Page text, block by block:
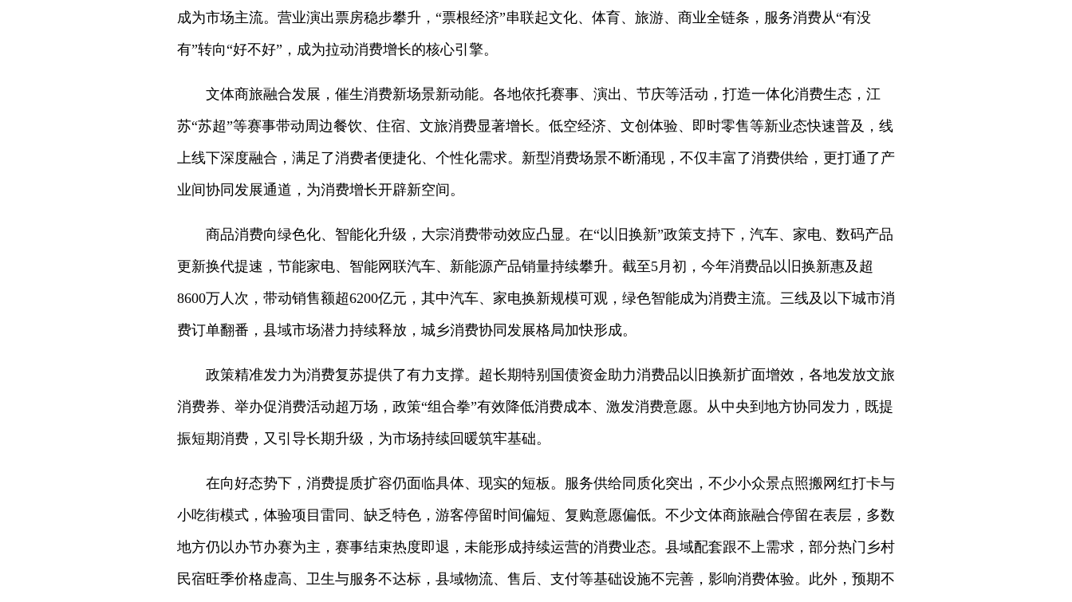
成为市场主流。营业演出票房稳步攀升，“票根经济”串联起文化、体育、旅游、商业全链条，服务消费从“有没
有”转向“好不好”，成为拉动消费增长的核心引擎。
文体商旅融合发展，催生消费新场景新动能。各地依托赛事、演出、节庆等活动，打造一体化消费生态，江
苏“苏超”等赛事带动周边餐饮、住宿、文旅消费显著增长。低空经济、文创体验、即时零售等新业态快速普及，线
上线下深度融合，满足了消费者便捷化、个性化需求。新型消费场景不断涌现，不仅丰富了消费供给，更打通了产
业间协同发展通道，为消费增长开辟新空间。
商品消费向绿色化、智能化升级，大宗消费带动效应凸显。在“以旧换新”政策支持下，汽车、家电、数码产品
更新换代提速，节能家电、智能网联汽车、新能源产品销量持续攀升。截至5月初，今年消费品以旧换新惠及超
8600万人次，带动销售额超6200亿元，其中汽车、家电换新规模可观，绿色智能成为消费主流。三线及以下城市消
费订单翻番，县域市场潜力持续释放，城乡消费协同发展格局加快形成。
政策精准发力为消费复苏提供了有力支撑。超长期特别国债资金助力消费品以旧换新扩面增效，各地发放文旅
消费券、举办促消费活动超万场，政策“组合拳”有效降低消费成本、激发消费意愿。从中央到地方协同发力，既提
振短期消费，又引导长期升级，为市场持续回暖筑牢基础。
在向好态势下，消费提质扩容仍面临具体、现实的短板。服务供给同质化突出，不少小众景点照搬网红打卡与
小吃街模式，体验项目雷同、缺乏特色，游客停留时间偏短、复购意愿偏低。不少文体商旅融合停留在表层，多数
地方仍以办节办赛为主，赛事结束热度即退，未能形成持续运营的消费业态。县域配套跟不上需求，部分热门乡村
民宿旺季价格虚高、卫生与服务不达标，县域物流、售后、支付等基础设施不完善，影响消费体验。此外，预期不